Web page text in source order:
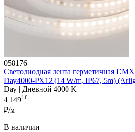
058176
Светодиодная лента герметичная
Day4000-PX12 (14 W/m, IP67, 5m)
Day | Дневной 4000 K
4 14910
₽/м
В наличии